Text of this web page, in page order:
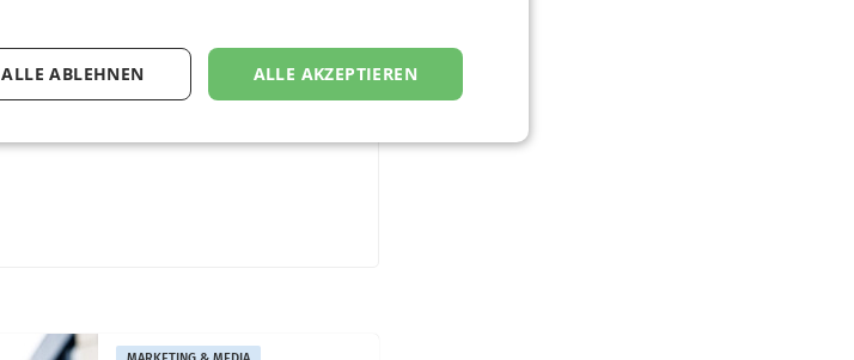
ALLE AKZEPTIEREN
ALLE ABLEHNEN